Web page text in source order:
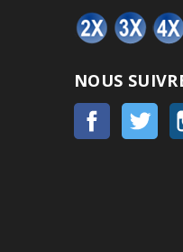
NOUS
Facebook